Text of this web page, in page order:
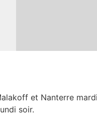
et Nanterre
soir.